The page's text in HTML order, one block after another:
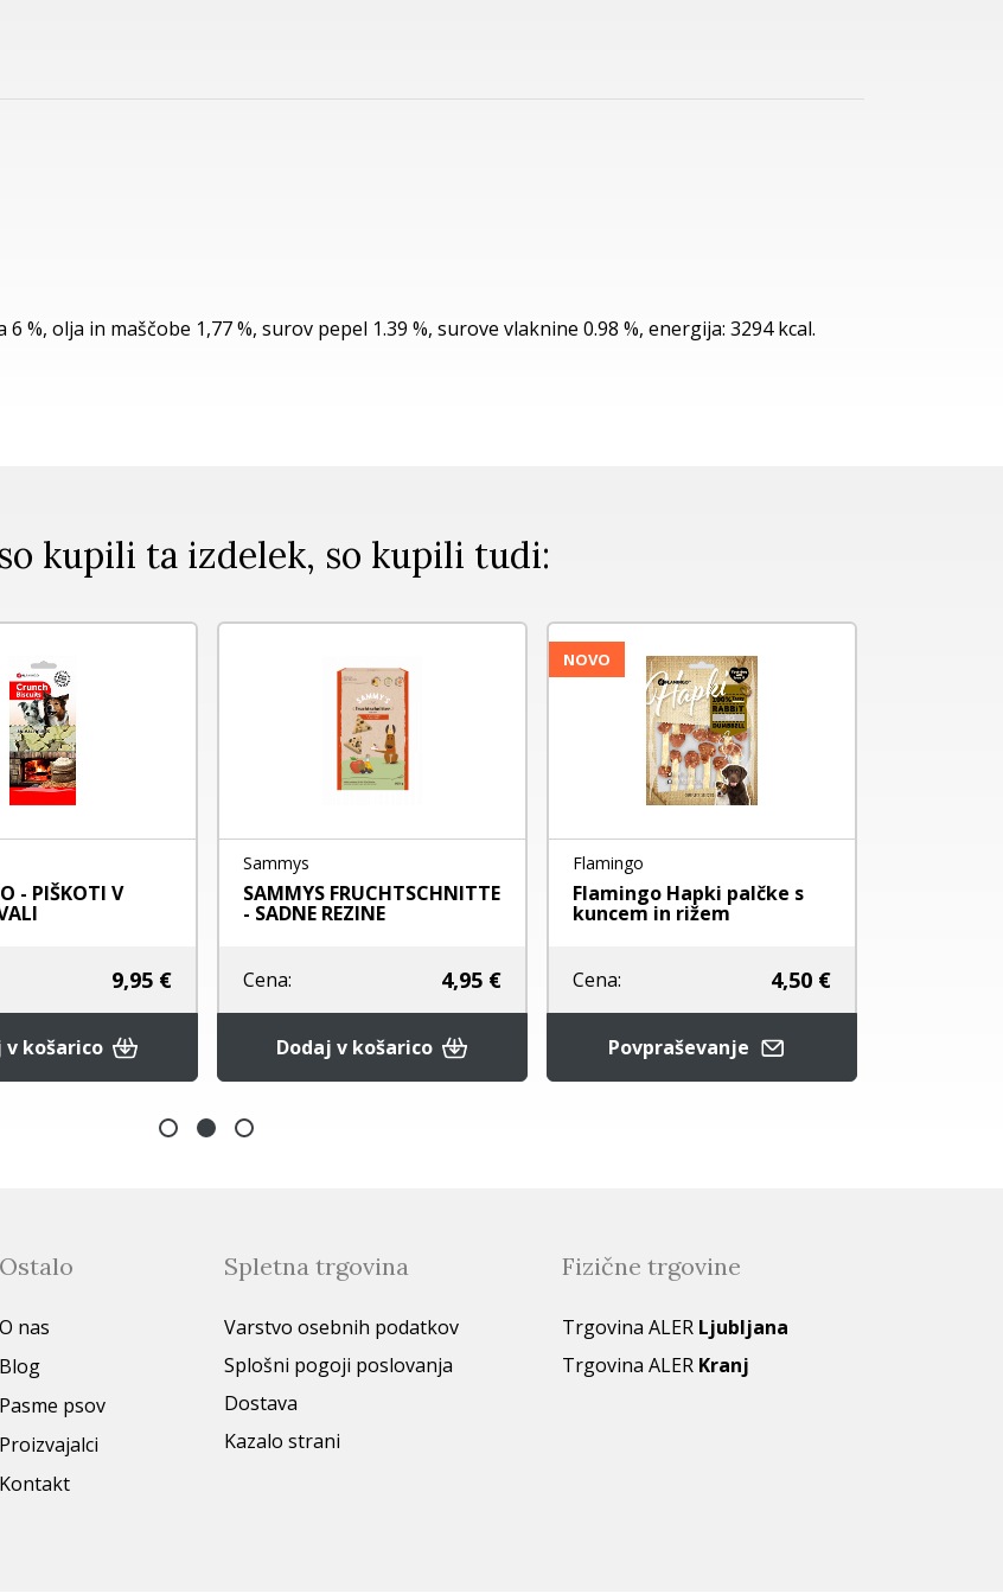
%, olja in maščobe 1,77 %, surov pepel 1.39 %, surove vlaknine 0.98 %, energija: 3294 kcal.
kupili ta izdelek, so kupili tudi:
- PIŠKOTI V
9,95 €
v košarico
Sammys
SAMMYS FRUCHTSCHNITTE
- SADNE REZINE
Cena: 4,95 €
Dodaj v košarico
NOVO
Flamingo
Flamingo Hapki palčke s
kuncem in rižem
Cena: 4,50 €
Povpraševanje
Ostalo
O nas
Blog
Pasme psov
Proizvajalci
Kontakt
Spletna trgovina
Varstvo osebnih podatkov
Splošni pogoji poslovanja
Dostava
Kazalo strani
Fizične trgovine
Trgovina ALER Ljubljana
Trgovina ALER Kranj